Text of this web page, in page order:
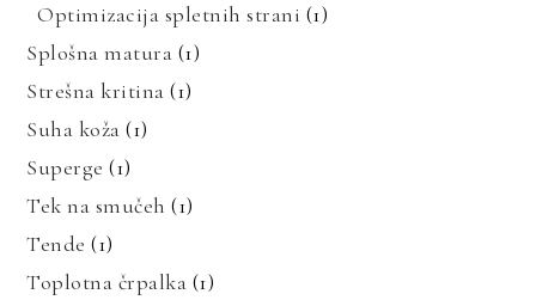
Optimizacija spletnih strani (1)
Splošna matura (1)
Strešna kritina (1)
Suha koža (1)
Superge (1)
Tek na smučeh (1)
Tende (1)
Toplotna črpalka (1)